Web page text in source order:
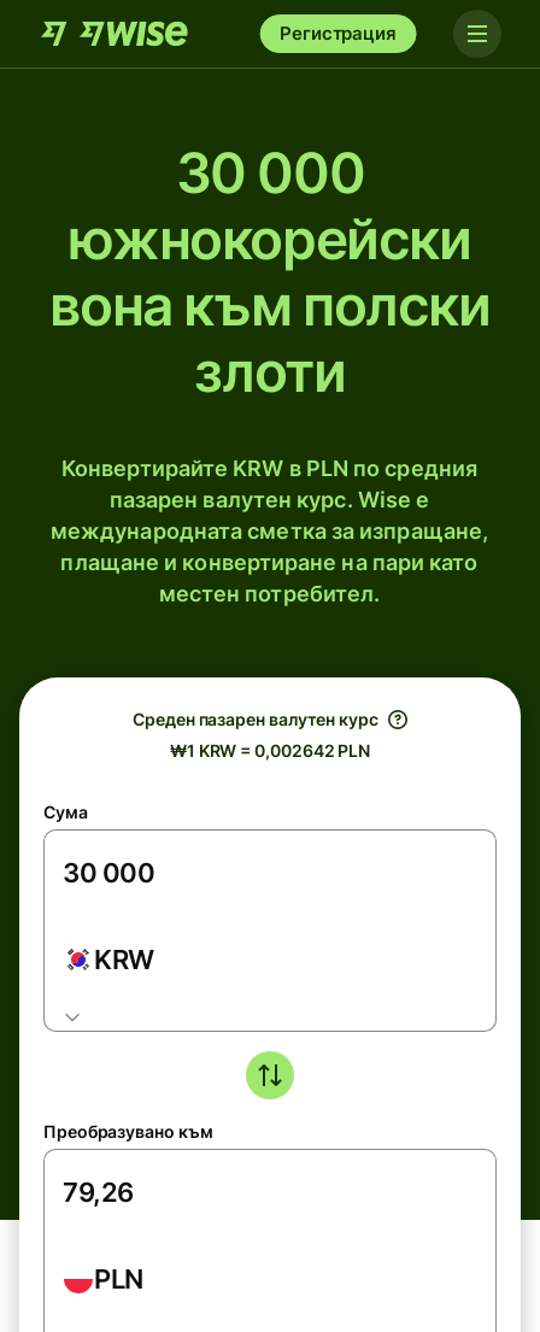
Регистрация
30 000
южнокорейски
вона към полски
злоти
Конвертирайте KRW в PLN по средния
пазарен валутен курс. Wise е
международната сметка за изпращане,
плащане и конвертиране на пари като
местен потребител.
Среден пазарен валутен курс
₩1 KRW = 0,002642 PLN
Сума
KRW
Преобразувано към
PLN